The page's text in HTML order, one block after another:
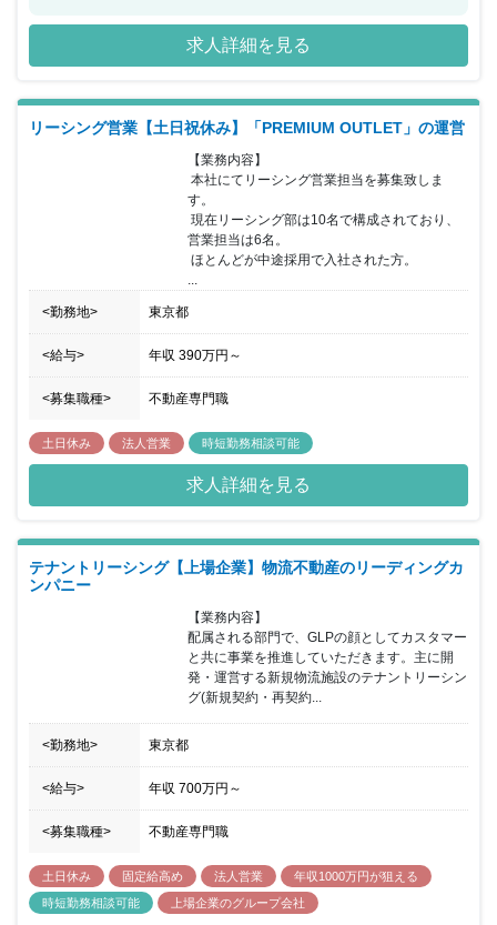
とが期待できる人材を中長期的に育成したいと考えています。
FP&Aアソシエイト／マネージャーとして同社でご活躍いただき物
流不動産・経営管理業務の経験蓄積、日本マネジメントやグループ
境での経験蓄積などキャリアアップすることが可能です。
求人詳細を見る
リーシング営業【土日祝休み】「PREMIUM OUTLET」の運営
【業務内容】
す。
営業担当は6名。
...
<勤務地> 東京都
<給与> 年収 390万円 ～
<募集職種> 不動産専門職
土日休み 法人営業 時短勤務相談可能
求人詳細を見る
テナントリーシング【上場企業】物流不動産のリーディングカ
ンパニー
【業務内容】
配属される部門で、GLPの顔としてカスタマー
と共に事業を推進していただきます。主に開
発・運営する新規物流施設のテナントリーシン
グ(新規契約・再契約...
<勤務地> 東京都
<給与> 年収 700万円 ～
<募集職種> 不動産専門職
土日休み 固定給高め 法人営業
年収1000万円が狙える
時短勤務相談可能
上場企業のグループ会社